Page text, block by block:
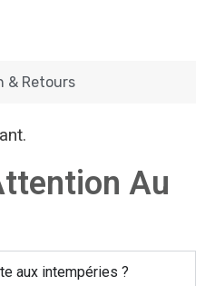
& Retours
Au
aux intempéries ?